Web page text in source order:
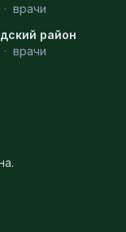
· врачи
район
· врачи